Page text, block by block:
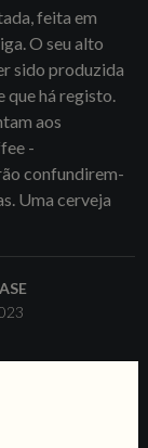
feita em
O seu alto
sido produzida
que há registo.
aos
-
confundirem-
Uma cerveja